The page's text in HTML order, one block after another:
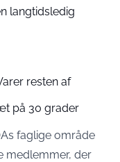
resten af
på 30 grader
faglige område
medlemmer, der